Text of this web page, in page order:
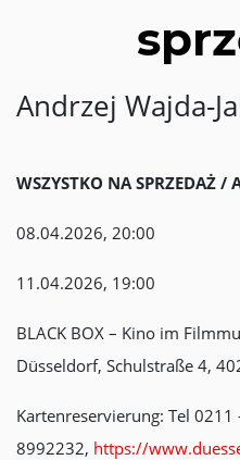
Andrzej Wajda-
WSZYSTKO NA SPRZEDAŻ /
08.04.2026, 20:00
11.04.2026, 19:00
BLACK BOX – Kino im
Düsseldorf, Schulstraße 4,
Kartenreservierung: Tel 0211
8992232, https://